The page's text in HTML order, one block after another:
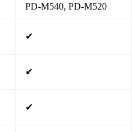
PD-M540, PD-M520
✔
✔
✔